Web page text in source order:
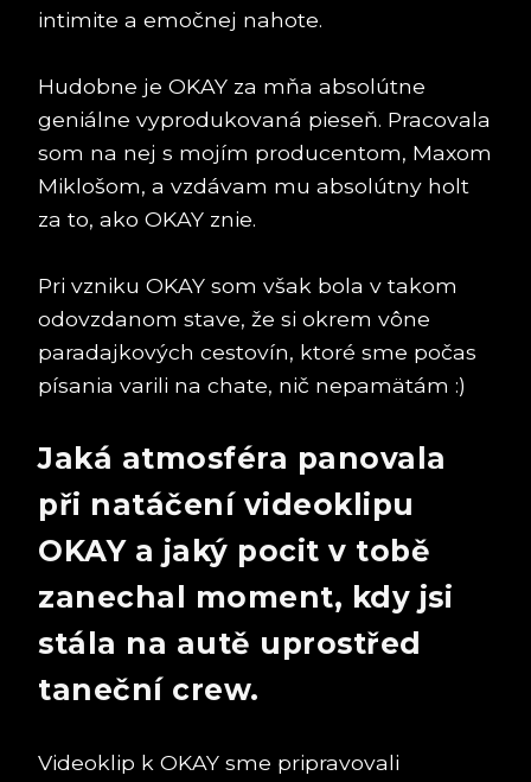
intimite a emočnej nahote.
Hudobne je OKAY za mňa absolútne
geniálne vyprodukovaná pieseň. Pracovala
som na nej s mojím producentom, Maxom
Miklošom, a vzdávam mu absolútny holt
za to, ako OKAY znie.
Pri vzniku OKAY som však bola v takom
odovzdanom stave, že si okrem vône
paradajkových cestovín, ktoré sme počas
písania varili na chate, nič nepamätám :)
Jaká atmosféra panovala
při natáčení videoklipu
OKAY a jaký pocit v tobě
zanechal moment, kdy jsi
stála na autě uprostřed
taneční crew.
Videoklip k OKAY sme pripravovali